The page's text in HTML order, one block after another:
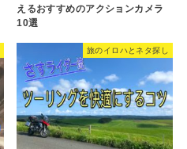
えるおすすめのアクションカメラ
10選
旅のイロハとネタ探し